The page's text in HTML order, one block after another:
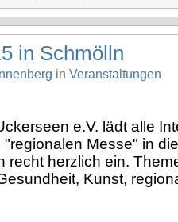
in Schmölln
in Veranstaltungen
e.V. lädt alle
Messe" in
recht herzlich ein.
Kunst,